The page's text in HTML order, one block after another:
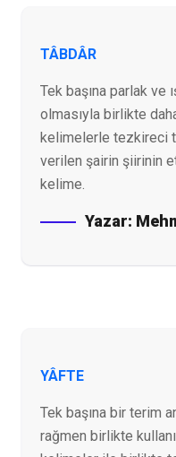
TÂBDÂR
Tek başına parlak ve
olmasıyla birlikte
kelimelerle tezkireci
verilen şairin şiirinin
kelime.
Yazar:
YÂFTE
Tek başına bir terim
rağmen birlikte